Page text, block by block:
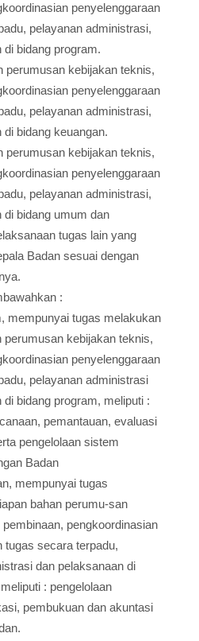
penyelenggaraan
pelayanan administrasi,
di bidang program.
perumusan kebijakan teknis,
penyelenggaraan
pelayanan administrasi,
bidang keuangan.
perumusan kebijakan teknis,
penyelenggaraan
pelayanan administrasi,
di bidang umum dan
tugas lain yang
Badan sesuai dengan
:
mempunyai tugas melakukan
perumusan kebijakan teknis,
penyelenggaraan
pelayanan administrasi
di bidang program, meliputi :
pemantauan, evaluasi
pengelolaan sistem
Badan
mempunyai tugas
bahan perumu-san
pengkoordinasian
tugas secara terpadu,
dan pelaksanaan di
: pengelolaan
pembukuan dan akuntasi